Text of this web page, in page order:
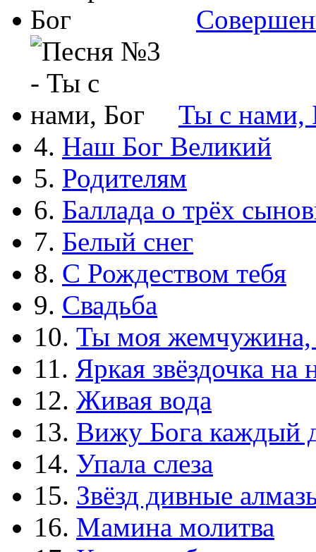
Ты с нами,
4. Наш Бог Великий
5. Родителям
6. Баллада о трёх
7. Белый снег
8. С Рождеством тебя
9. Свадьба
10. Ты моя жемчужина,
11. Яркая звёздочка на
12. Живая вода
13. Вижу Бога каждый
14. Упала слеза
15. Звёзд дивные
16. Мамина молитва